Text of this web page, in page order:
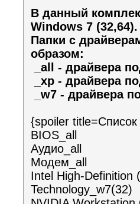
В данный
Windows 7 (32,64).
Папки с
образом:
_all - драйвера
_xp - драйвера
_w7 - драйвера
{spoiler
BIOS_all
Аудио_all
Модем_all
Intel High-Definition
Technology_w7(32)